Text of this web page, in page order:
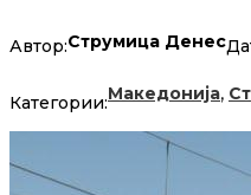
Автор:Струмица Денес
Категории:Македонија,